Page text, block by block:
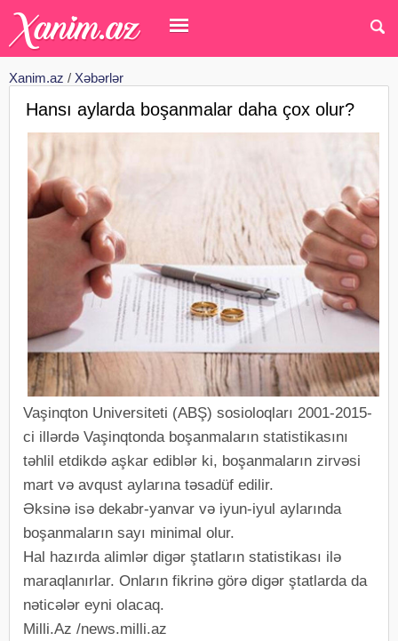
Xanim.az / Xəbərlər
Hansı aylarda boşanmalar daha çox olur?
Vaşinqton Universiteti (ABŞ) sosioloqları 2001-2015-
сi illərdə Vaşinqtonda boşanmaların statistikasını
təhlil etdikdə aşkar ediblər ki, boşanmaların zirvəsi
mart və avqust aylarına təsadüf edilir.
Əksinə isə dekabr-yanvar və iyun-iyul aylarında
boşanmaların sayı minimal olur.
Hal hazırda alimlər digər ştatların statistikası ilə
maraqlanırlar. Onların fikrinə görə digər ştatlarda da
nəticələr eyni olacaq.
Milli.Az /news.milli.az